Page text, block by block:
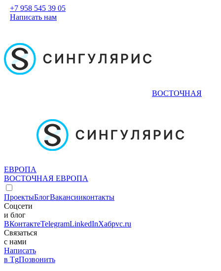
+7 958 545 39 05
Написать нам
ВОСТОЧНАЯ
ЕВРОПА
ВОСТОЧНАЯ ЕВРОПА
ПроектыБлогВакансииконтакты
Соцсети
и блог
ВКонтактеTelegramLinkedInХабрvc.ru
Связаться
с нами
Написать
в TgПозвонить